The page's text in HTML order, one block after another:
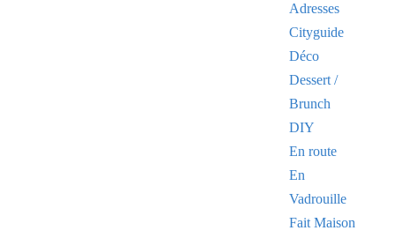
Adresses
Cityguide
Déco
Dessert /
Brunch
DIY
En route
En
Vadrouille
Fait Maison